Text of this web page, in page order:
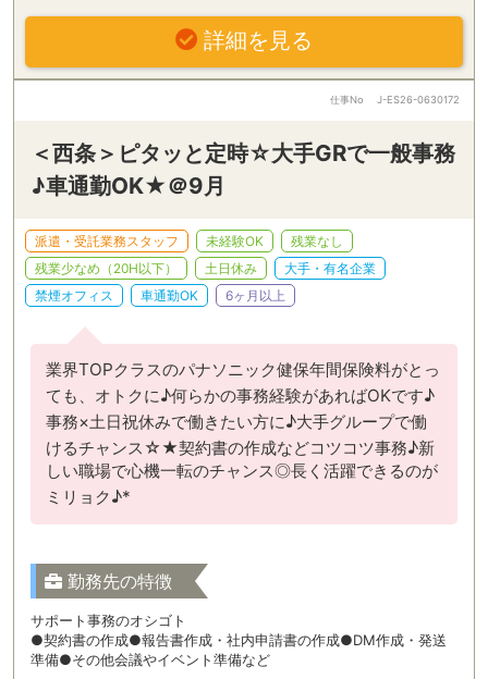
詳細を見る
仕事No J-ES26-0630172
＜西条＞ピタッと定時☆大手GRで一般事務
♪車通勤OK★＠9月
派遣・受託業務スタッフ 未経験OK
残業なし
残業少なめ（20H以下）
土日休み
大手・有名企業
禁煙オフィス
車通勤OK 6ヶ月以上
業界TOPクラスのパナソニック健保年間保険料がとっ
ても、オトクに♪何らかの事務経験があればOKです♪
事務×土日祝休みで働きたい方に♪大手グループで働
けるチャンス☆★契約書の作成などコツコツ事務♪新
しい職場で心機一転のチャンス◎長く活躍できるのが
ミリョク♪*
勤務先の特徴
サポート事務のオシゴト
●契約書の作成●報告書作成・社内申請書の作成●DM作成・発送
準備●その他会議やイベント準備など